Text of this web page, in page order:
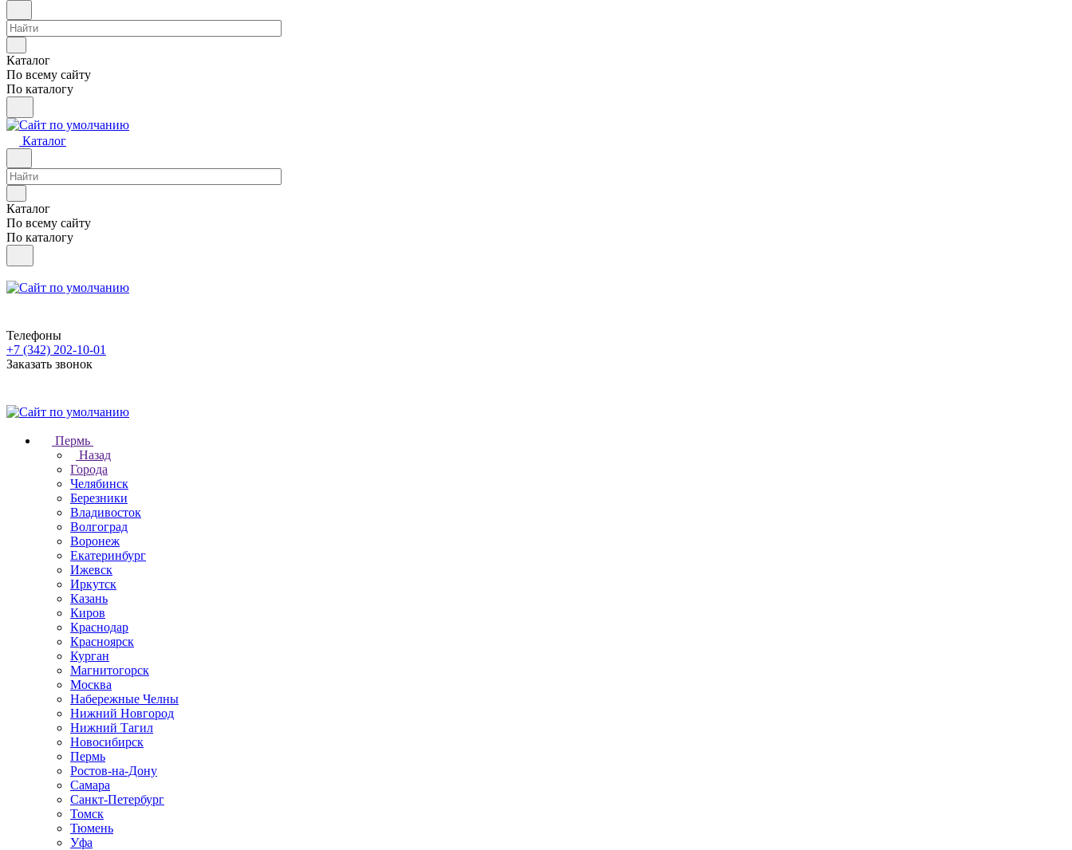
Каталог
По всему сайту
По каталогу
Каталог
Каталог
По всему сайту
По каталогу
Телефоны
+7 (342) 202-10-01
Заказать звонок
Пермь
Назад
Города
Челябинск
Березники
Владивосток
Волгоград
Воронеж
Екатеринбург
Ижевск
Иркутск
Казань
Киров
Краснодар
Красноярск
Курган
Магнитогорск
Москва
Набережные Челны
Нижний Новгород
Нижний Тагил
Новосибирск
Пермь
Ростов-на-Дону
Самара
Санкт-Петербург
Томск
Тюмень
Уфа